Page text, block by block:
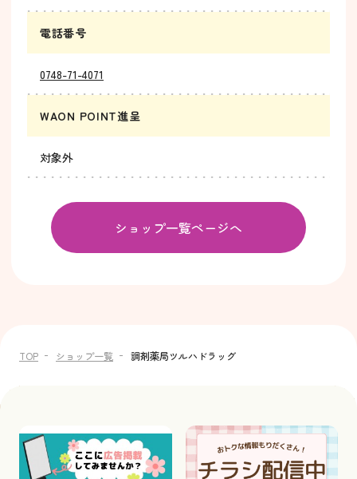
電話番号
0748-71-4071
WAON POINT進呈
対象外
ショップ一覧ページへ
TOP ショップ一覧 調剤薬局ツルハドラッグ